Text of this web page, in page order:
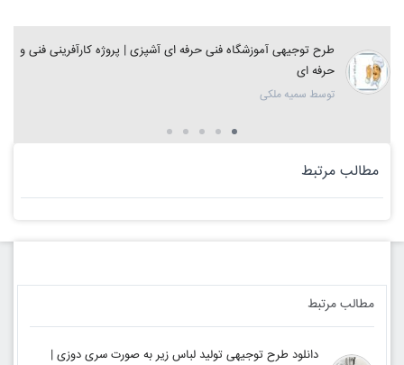
طرح توجیهی آموزشگاه فنی حرفه ای آشپزی | پروژه کارآفرینی فنی و
حرفه ای
توسط سمیه ملکی
مطالب مرتبط
مطالب مرتبط
دانلود طرح توجیهی تولید لباس زیر به صورت سری دوزی |